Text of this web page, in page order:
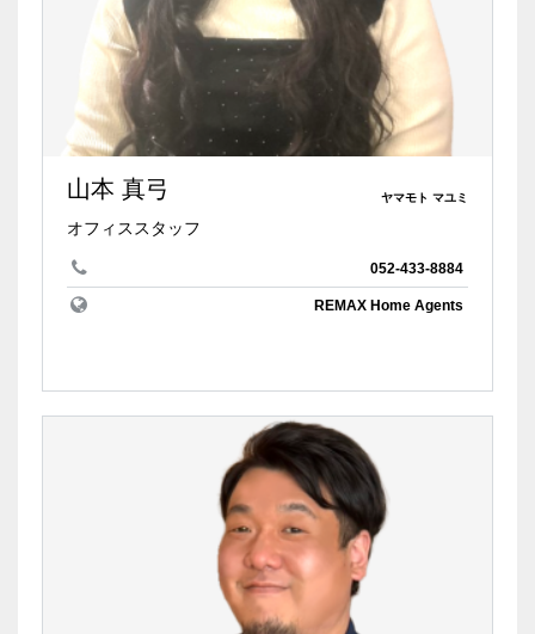
山本 真弓 ヤマモト マユミ
オフィススタッフ
052-433-8884
REMAX Home Agents